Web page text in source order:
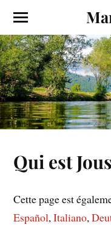
Qui est
Cette page est
Español Italiano